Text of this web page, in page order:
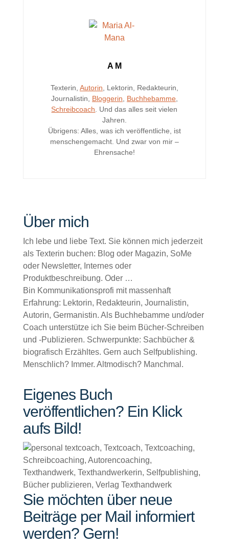
A M
Texterin, Autorin , Lektorin, Redakteurin,
Journalistin, Bloggerin Buchhebamme,
Schreibcoach . Und das alles seit vielen
Jahren.
Übrigens: Alles, was ich veröffentliche, ist
menschengemacht. Und zwar von mir –
Ehrensache!
Über mich
Ich lebe und liebe Text. Sie können mich jederzeit
als Texterin buchen: Blog oder Magazin, SoMe
oder Newsletter, Internes oder
Produktbeschreibung. Oder …
Bin Kommunikationsprofi mit massenhaft
Erfahrung: Lektorin, Redakteurin, Journalistin,
Autorin, Germanistin. Als Buchhebamme und/oder
Coach unterstütze ich Sie beim Bücher-Schreiben
und -Publizieren. Schwerpunkte: Sachbücher &
biografisch Erzähltes. Gern auch Selfpublishing.
Menschlich? Immer. Altmodisch? Manchmal.
Eigenes Buch
veröffentlichen? Ein Klick
aufs Bild!
Sie möchten über neue
Beiträge per Mail informiert
werden? Gern!